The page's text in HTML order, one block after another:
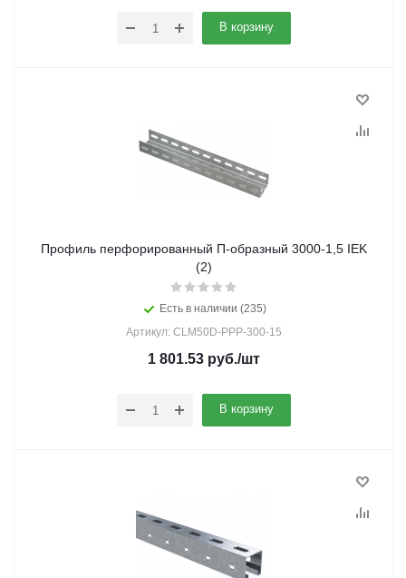
В корзину
Профиль перфорированный П-образный 3000-1,5 IEK
(2)
Есть в наличии (235)
Артикул: CLM50D-PPP-300-15
1 801.53 руб./шт
В корзину